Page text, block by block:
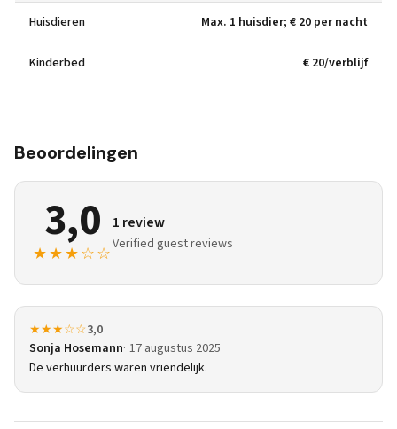
Huisdieren Max. 1 huisdier; € 20 per nacht
Kinderbed € 20/verblijf
Beoordelingen
3,0
★★★☆☆
1 review
Verified guest reviews
★★★☆☆3,0
Sonja Hosemann 17 augustus 2025
De verhuurders waren vriendelijk.